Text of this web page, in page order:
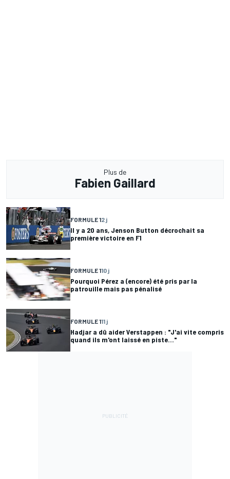
Plus de
Fabien Gaillard
FORMULE 12 j
Il y a 20 ans, Jenson Button décrochait sa
première victoire en F1
FORMULE 110 j
Pourquoi Pérez a (encore) été pris par la
patrouille mais pas pénalisé
FORMULE 111 j
Hadjar a dû aider Verstappen : "J'ai vite compris
quand ils m'ont laissé en piste..."